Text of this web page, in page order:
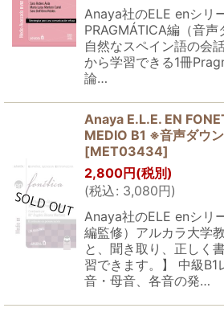
Anaya社のELE enシリ
PRAGMÁTICA編（音声
自然なスペイン語の会
から学習できる1冊
論…
Anaya E.L.E. EN
MEDIO B1 ※音声ダウ
[MET03434]
2,800円 (税別)
(税込: 3,080円)
Anaya社のELE enシリ
編監修）アルカラ大学
と、聞き取り、正しく
習できます。】 中級B1
音・母音、各音の発…